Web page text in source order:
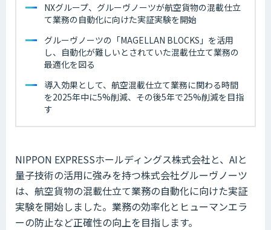
NXグループ、グルーヴノーツが航空貨物の混載仕立
て業務の自動化に向けた実証実験を開始
グルーヴノーツの「MAGELLAN BLOCKS」を活用
し、自動化が難しいとされていた混載仕立て業務の
最適化を図る
導入効果として、航空混載仕立て業務に関わる時間
を2025年中に5%削減、その後5年で25%削減を目指
す
NIPPON EXPRESSホールディングス株式会社と、AIと
量子技術の活用に強みを持つ株式会社グルーヴノーツ
は、航空貨物の混載仕立て業務の自動化に向けた実証
実験を開始しました。業務の効率化とヒューマンエラ
ーの防止など正確性の向上を目指します。